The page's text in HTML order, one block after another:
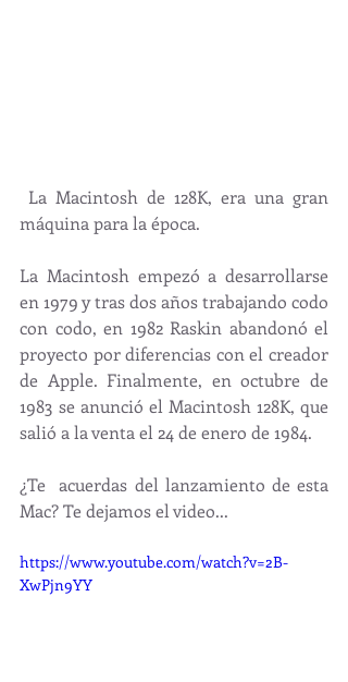
máquina para la época.
La Macintosh empezó a desarrollarse
en 1979 y tras dos años trabajando codo
con codo, en 1982 Raskin abandonó el
proyecto por diferencias con el creador
de Apple. Finalmente, en octubre de
1983 se anunció el Macintosh 128K, que
salió a la venta el 24 de enero de 1984.
¿Te  acuerdas del lanzamiento de esta
Mac? Te dejamos el video...
https://www.youtube.com/watch?v=2B-
XwPjn9YY